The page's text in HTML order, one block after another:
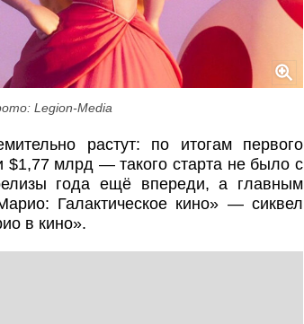
Legion-Media
растут: по итогам первого
$1,77 млрд — такого старта не было с
года ещё впереди, а главным
Галактическое кино» — сиквел
в кино».